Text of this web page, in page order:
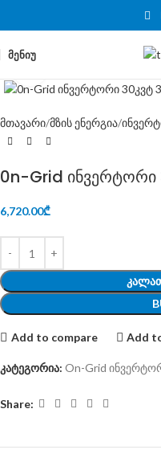
ᲛᲔᲜᲘᲣ
მთავარი მზის ენერგია
0n-Grid ინვერტორი
6,720.00₾
Add to compare Add
კატეგორია: On-Grid
Share: